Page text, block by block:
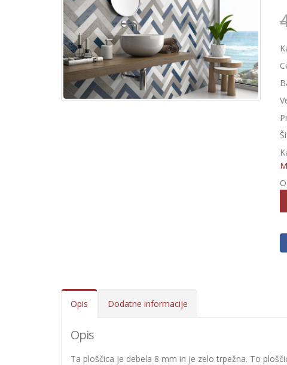
Opis Dodatne informacije
Opis
Ta ploščica je debela 8 mm in je zelo trpežna. To